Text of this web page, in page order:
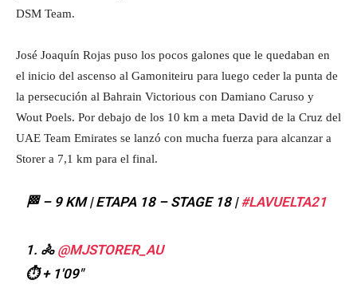
DSM Team.
José Joaquín Rojas puso los pocos galones que le quedaban en
el inicio del ascenso al Gamoniteiru para luego ceder la punta de
la persecución al Bahrain Victorious con Damiano Caruso y
Wout Poels. Por debajo de los 10 km a meta David de la Cruz del
UAE Team Emirates se lanzó con mucha fuerza para alcanzar a
Storer a 7,1 km para el final.
🏁 – 9 KM | ETAPA 18 – STAGE 18 |#LAVUELTA21
1. 🚴 @MJSTORER_AU
⏱️ + 1'09"